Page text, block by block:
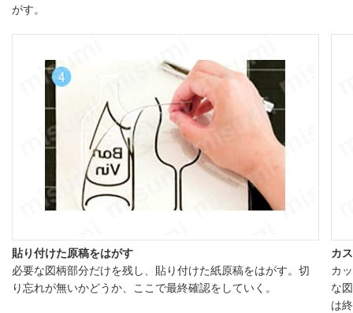
がす。
貼り付けた原稿をはがす
必要な図柄部分だけを残し、貼り付けた紙原稿をはがす。切
り忘れが無いかどうか、ここで最終確認をしていく。
カ
カ
な
は